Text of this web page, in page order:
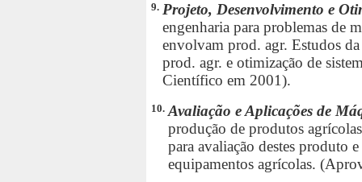
9. Projeto, Desenvolvimento e
engenharia para problemas de
envolvam prod. agr. Estudos
prod. agr. e otimização de
Científico em 2001).
10. Avaliação e Aplicações de
produção de produtos
para avaliação destes produto
equipamentos agrícolas.